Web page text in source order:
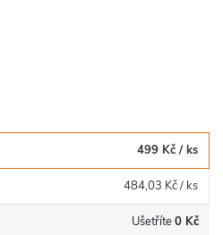
499 Kč / ks
484,03 Kč/ ks
Ušetříte0 Kč